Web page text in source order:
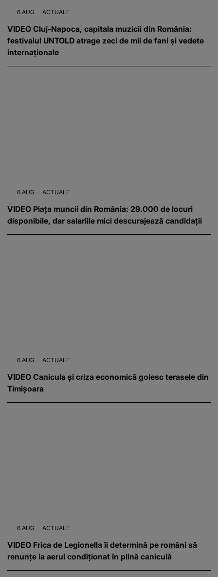
6 AUG ACTUALE
VIDEO Cluj-Napoca, capitala muzicii din România:
festivalul UNTOLD atrage zeci de mii de fani și vedete
internaționale
6 AUG ACTUALE
VIDEO Piața muncii din România: 29.000 de locuri
disponibile, dar salariile mici descurajează candidații
6 AUG ACTUALE
VIDEO Canicula și criza economică golesc terasele din
Timișoara
6 AUG ACTUALE
VIDEO Frica de Legionella îi determină pe români să
renunțe la aerul condiționat în plină caniculă